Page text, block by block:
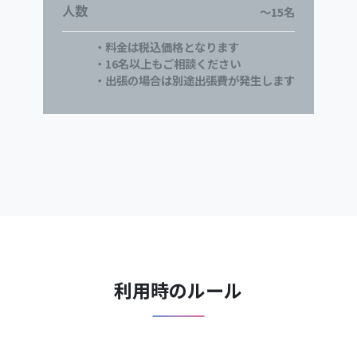
人数 ～15名
・料金は税込価格となります
・16名以上もご相談ください
・出張の場合は別途出張費が発生します
利用時のルール